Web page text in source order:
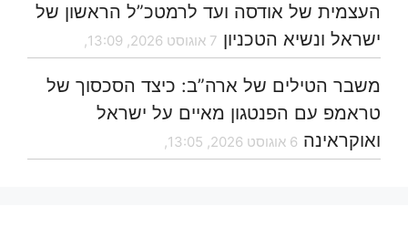
העצמית של אודסה ועד לרמטכ”ל הראשון של
ישראל ונשיא הטכניון 7 אוגוסט 2026, 13:09,
משבר הטילים של ארה”ב: כיצד הסכסוך של
טראמפ עם הפנטגון מאיים על ישראל
ואוקראינה 6 אוגוסט 2026, 13:05,